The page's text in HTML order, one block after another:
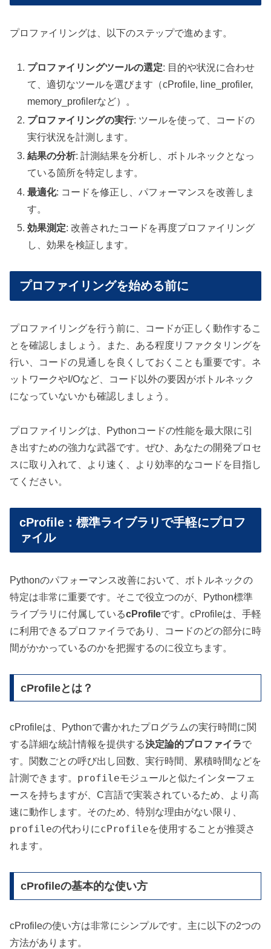
プロファイリングは、以下のステップで進めます。
プロファイリングツールの選定: 目的や状況に合わせ
て、適切なツールを選びます（cProfile, line_profiler,
memory_profilerなど）。
プロファイリングの実行: ツールを使って、コードの
実行状況を計測します。
結果の分析: 計測結果を分析し、ボトルネックとなっ
ている箇所を特定します。
最適化: コードを修正し、パフォーマンスを改善しま
す。
効果測定: 改善されたコードを再度プロファイリング
し、効果を検証します。
プロファイリングを始める前に
プロファイリングを行う前に、コードが正しく動作するこ
とを確認しましょう。また、ある程度リファクタリングを
行い、コードの見通しを良くしておくことも重要です。ネ
ットワークやI/Oなど、コード以外の要因がボトルネック
になっていないかも確認しましょう。
プロファイリングは、Pythonコードの性能を最大限に引
き出すための強力な武器です。ぜひ、あなたの開発プロセ
スに取り入れて、より速く、より効率的なコードを目指し
てください。
cProfile：標準ライブラリで手軽にプロフ
ァイル
Pythonのパフォーマンス改善において、ボトルネックの
特定は非常に重要です。そこで役立つのが、Python標準
ライブラリに付属しているcProfileです。cProfileは、手軽
に利用できるプロファイラであり、コードのどの部分に時
間がかかっているのかを把握するのに役立ちます。
cProfileとは？
cProfileは、Pythonで書かれたプログラムの実行時間に関
する詳細な統計情報を提供する決定論的プロファイラで
す。関数ごとの呼び出し回数、実行時間、累積時間などを
計測できます。 profileモジュールと似たインターフェ
ースを持ちますが、C言語で実装されているため、より高
速に動作します。そのため、特別な理由がない限り、
profileの代わりにcProfileを使用することが推奨さ
れます。
cProfileの基本的な使い方
cProfileの使い方は非常にシンプルです。主に以下の2つの
方法があります。